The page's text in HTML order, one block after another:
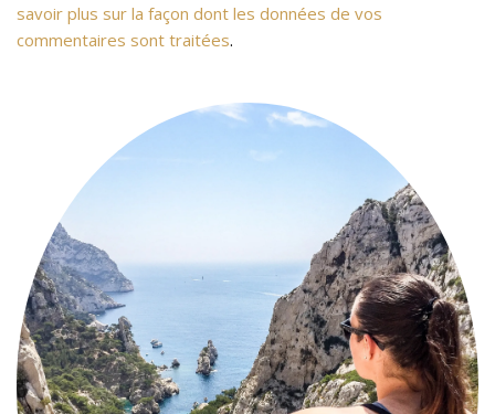
savoir plus sur la façon dont les données de vos
commentaires sont traitées.